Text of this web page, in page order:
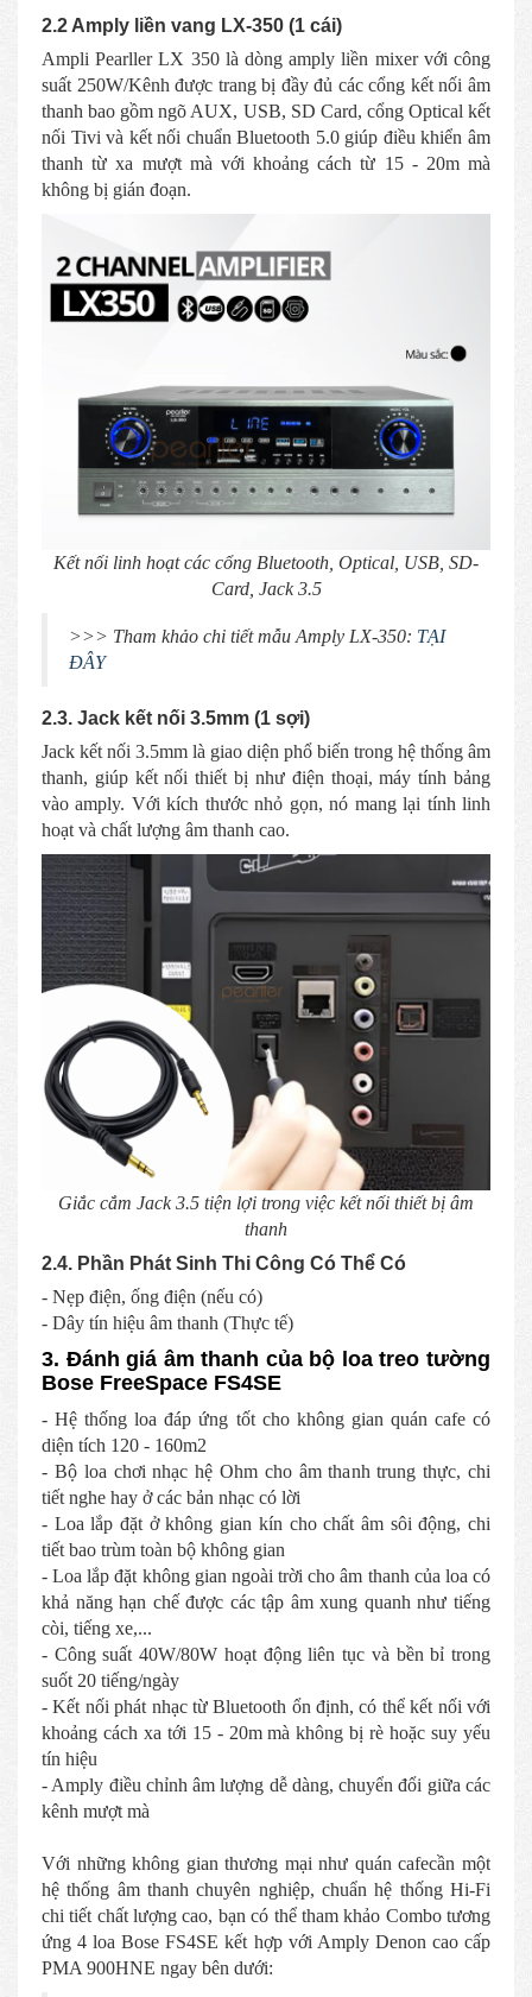
2.2 Amply liền vang LX-350 (1 cái)
Ampli Pearller LX 350 là dòng amply liền mixer với công
suất 250W/Kênh được trang bị đầy đủ các cổng kết nối âm
thanh bao gồm ngõ AUX, USB, SD Card, cổng Optical kết
nối Tivi và kết nối chuẩn Bluetooth 5.0 giúp điều khiển âm
thanh từ xa mượt mà với khoảng cách từ 15 - 20m mà
không bị gián đoạn.
Kết nối linh hoạt các cổng Bluetooth, Optical, USB, SD-
Card, Jack 3.5
>>> Tham khảo chi tiết mẫu Amply LX-350: TẠI
ĐÂY
2.3. Jack kết nối 3.5mm (1 sợi)
Jack kết nối 3.5mm là giao diện phổ biến trong hệ thống âm
thanh, giúp kết nối thiết bị như điện thoại, máy tính bảng
vào amply. Với kích thước nhỏ gọn, nó mang lại tính linh
hoạt và chất lượng âm thanh cao.
Giắc cắm Jack 3.5 tiện lợi trong việc kết nối thiết bị âm
thanh
2.4. Phần Phát Sinh Thi Công Có Thể Có
- Nẹp điện, ống điện (nếu có)
- Dây tín hiệu âm thanh (Thực tế)
3. Đánh giá âm thanh của bộ loa treo tường
Bose FreeSpace FS4SE
- Hệ thống loa đáp ứng tốt cho không gian quán cafe có
diện tích 120 - 160m2
- Bộ loa chơi nhạc hệ Ohm cho âm thanh trung thực, chi
tiết nghe hay ở các bản nhạc có lời
- Loa lắp đặt ở không gian kín cho chất âm sôi động, chi
tiết bao trùm toàn bộ không gian
- Loa lắp đặt không gian ngoài trời cho âm thanh của loa có
khả năng hạn chế được các tập âm xung quanh như tiếng
còi, tiếng xe,...
- Công suất 40W/80W hoạt động liên tục và bền bỉ trong
suốt 20 tiếng/ngày
- Kết nối phát nhạc từ Bluetooth ổn định, có thể kết nối với
khoảng cách xa tới 15 - 20m mà không bị rè hoặc suy yếu
tín hiệu
- Amply điều chỉnh âm lượng dễ dàng, chuyển đổi giữa các
kênh mượt mà
Với những không gian thương mại như quán cafecần một
hệ thống âm thanh chuyên nghiệp, chuẩn hệ thống Hi-Fi
chi tiết chất lượng cao, bạn có thể tham khảo Combo tương
ứng 4 loa Bose FS4SE kết hợp với Amply Denon cao cấp
PMA 900HNE ngay bên dưới: